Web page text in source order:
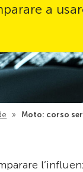
a
» Moto: corso